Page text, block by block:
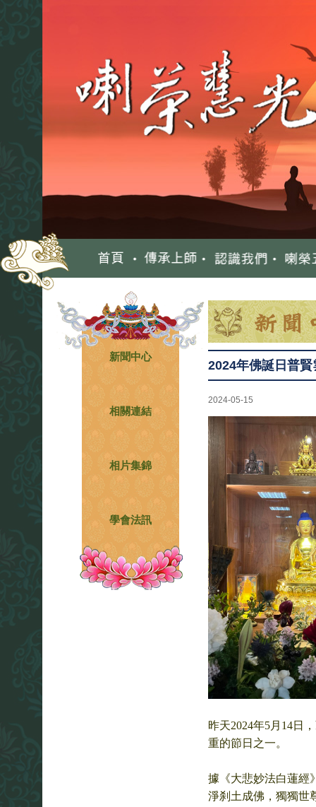
新聞中心
相關連結
相片集錦
學會法訊
2024年佛誕日普
2024-05-15
昨天2024年5月14日
重的節日之一。
據《大悲妙法白蓮經
淨刹土成佛，獨獨世